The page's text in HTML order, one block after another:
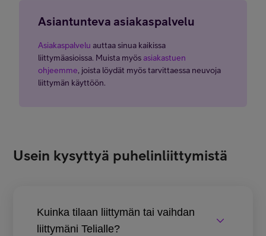
Asiantunteva asiakaspalvelu
Asiakaspalvelu auttaa sinua kaikissa
liittymäasioissa. Muista myösasiakastuen
ohjeemme, joista löydät myös tarvittaessa neuvoja
liittymän käyttöön.
Usein kysyttyä puhelinliittymistä
Kuinka tilaan liittymän tai vaihdan
liittymäni Telialle?